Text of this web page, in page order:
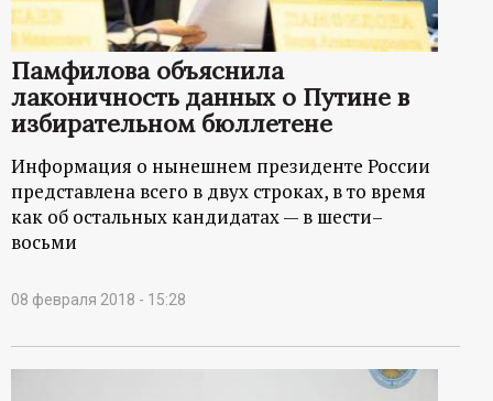
т
а
л
Памфилова объяснила
лаконичность данных о Путине в
избирательном бюллетене
Информация о нынешнем президенте России
представлена всего в двух строках, в то время
как об остальных кандидатах — в шести–
восьми
08 февраля 2018 - 15:28